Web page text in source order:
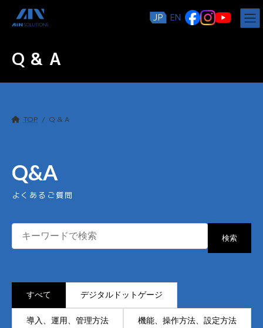
JP EN
Q & A
TOP Q & A
Q&A
よくあるご質問
検索
すべて デジタルドットゲージ
導入、運用、管理方法 機能、操作方法、設定方法